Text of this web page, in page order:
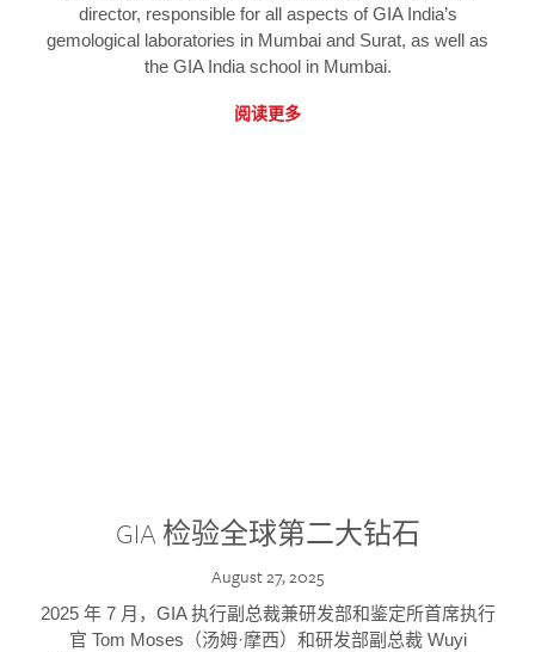
director, responsible for all aspects of GIA India’s
gemological laboratories in Mumbai and Surat, as well as
the GIA India school in Mumbai.
阅读更多
GIA 检验全球第二大钻石
August 27, 2025
2025 年 7 月，GIA 执行副总裁兼研发部和鉴定所首席执行
官 Tom Moses（汤姆·摩西）和研发部副总裁 Wuyi